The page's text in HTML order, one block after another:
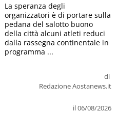
di
Redazione Aostanews.it
il 06/08/2026
La speranza degli
organizzatori è di portare sulla
pedana del salotto buono
della città alcuni atleti reduci
dalla rassegna continentale in
programma ...